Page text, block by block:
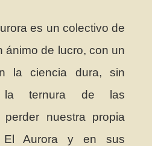
es un colectivo de
ánimo de lucro, con un
la ciencia dura, sin
la ternura de las
perder nuestra propia
El Aurora y en sus